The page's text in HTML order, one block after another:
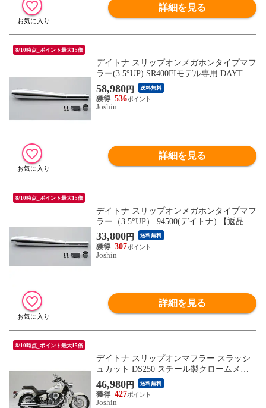
詳細を見る
8/10時点_ポイント最大15倍
デイトナ スリップオンメガホンタイプマフ
ラー(3.5°UP) SR400FIモデル専用 DAYTON
A 94499 【返品種別A】
58,980円 送料無料
536
Joshin
詳細を見る
8/10時点_ポイント最大15倍
デイトナ スリップオンメガホンタイプマフ
ラー（3.5°UP） 94500(デイトナ) 【返品種
別A】
33,800円 送料無料
307
Joshin
詳細を見る
8/10時点_ポイント最大15倍
デイトナ スリップオンマフラー スラッシ
ュカット DS250 スチール製クロームメッ
キ仕上げ DAYTONA 95123 【返品種別B】
46,980円 送料無料
427
Joshin